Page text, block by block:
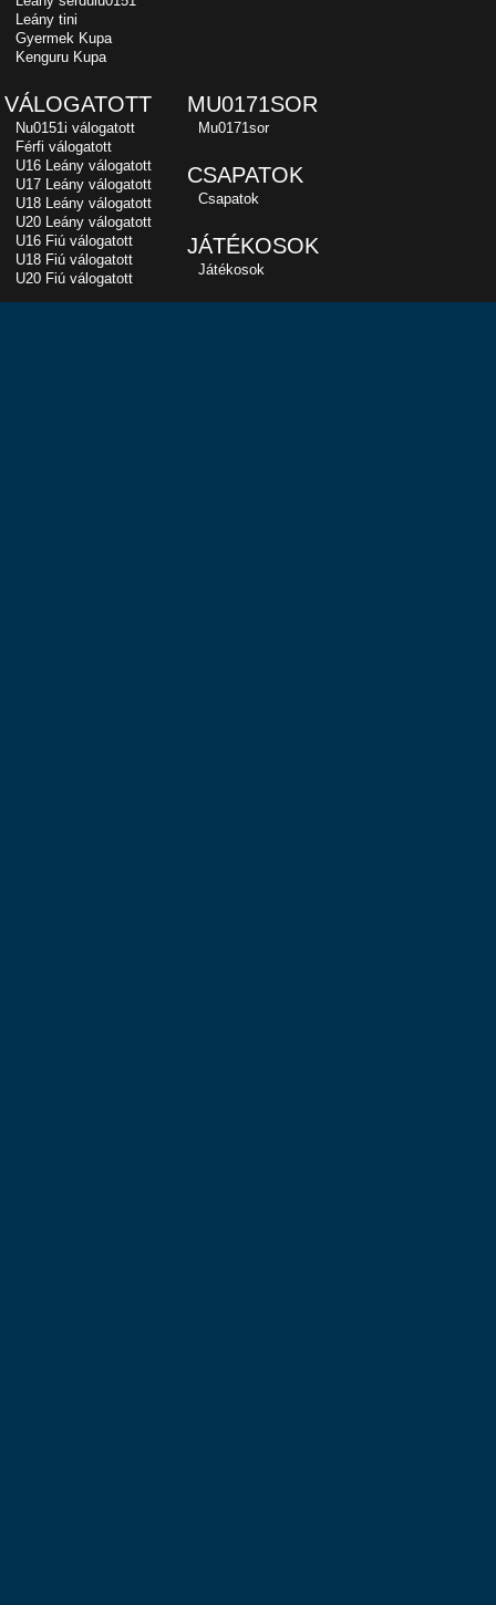
Leány tini
Gyermek Kupa
Kenguru Kupa
VÁLOGATOTT
Nu0151i válogatott
Férfi válogatott
U16 Leány válogatott
U17 Leány válogatott
U18 Leány válogatott
U20 Leány válogatott
U16 Fiú válogatott
U18 Fiú válogatott
U20 Fiú válogatott
MU0171SOR
Mu0171sor
CSAPATOK
Csapatok
JÁTÉKOSOK
Játékosok